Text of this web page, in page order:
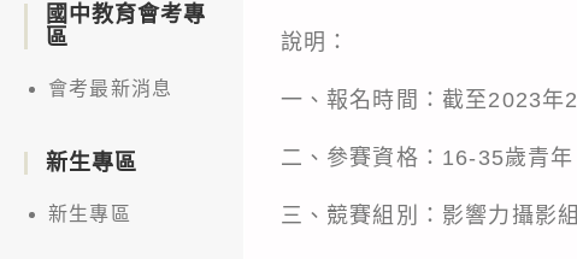
說明：
一、報名時間：截至2023年
二、參賽資格：16-35歲青
三、競賽組別：影響力攝影
國中教育會考專
區
會考最新消息
新生專區
新生專區